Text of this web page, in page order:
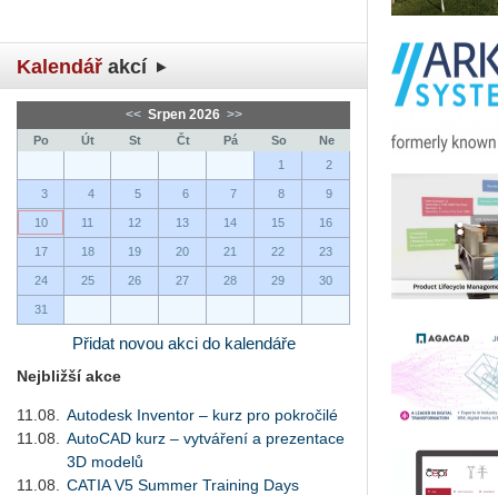
Kalendář akcí
<< Srpen 2026 >>
Po Út St Čt Pá So
Ne
1
2
3 4 5 6 7 8 9
10 11 12 13 14 15 16
17 18 19 20 21 22 23
24 25 26 27 28 29 30
31
Přidat novou akci do kalendáře
Nejbližší akce
11.08.
Autodesk Inventor – kurz pro pokročilé
11.08.
AutoCAD kurz – vytváření a prezentace
3D modelů
11.08.
CATIA V5 Summer Training Days